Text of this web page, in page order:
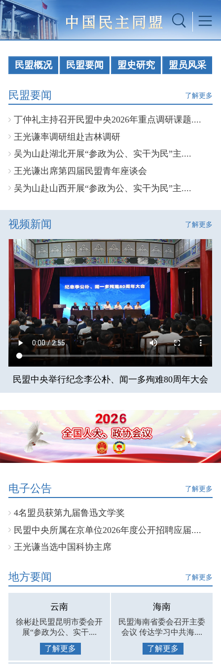
民盟概况 民盟要闻 盟史研究 盟员风采
民盟要闻 了解更多
丁仲礼主持召开民盟中央2026年重点调研课题....
王光谦率调研组赴吉林调研
吴为山赴湖北开展“参政为公、实干为民”主....
王光谦出席第四届民盟青年座谈会
吴为山赴山西开展“参政为公、实干为民”主....
视频新闻 了解更多
民盟中央举行纪念李公朴、闻一多殉难80周年大会
电子公告 了解更多
4名盟员获第九届鲁迅文学奖
民盟中央所属在京单位2026年度公开招聘应届....
王光谦当选中国科协主席
地方要闻 了解更多
云南
徐彬赴民盟昆明市委会开
展“参政为公、实干....
了解更多
海南
民盟海南省委会召开主委
会议 传达学习中共海....
了解更多